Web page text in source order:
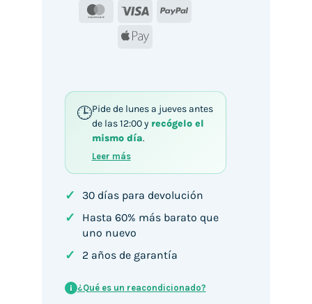
MasterCard
Visa
PayPal
Apple
Pide de lunes a jueves antes
de las 12:00 y recógelo el
mismo día.
Leer más
✓ 30 días para devolución
✓
Hasta 60% más barato que
uno nuevo
✓ 2 años de garantía
i ¿Qué es un reacondicionado?